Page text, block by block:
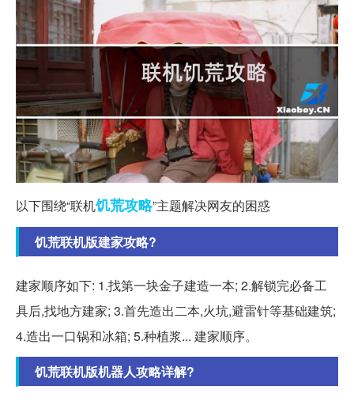
以下围绕“联机饥荒攻略”主题解决网友的困惑
饥荒联机版建家攻略?
建家顺序如下: 1.找第一块金子建造一本; 2.解锁完必备工
具后,找地方建家; 3.首先造出二本,火坑,避雷针等基础建筑;
4.造出一口锅和冰箱; 5.种植浆... 建家顺序。
饥荒联机版机器人攻略详解?